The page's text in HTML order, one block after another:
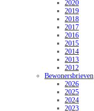
2020
2019
2018
2017
2016
2015
2014
2013
2012
Bewonersbrieven
2026
2025
2024
2023